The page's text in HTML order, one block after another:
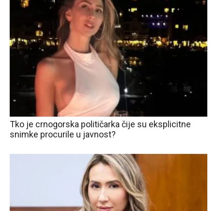
Tko je crnogorska političarka čije su eksplicitne
snimke procurile u javnost?